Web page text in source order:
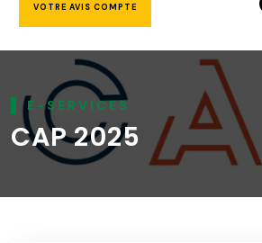
VOTRE AVIS COMPTE
E-SERVICES
CAP 2025